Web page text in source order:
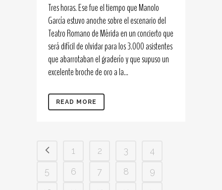
Tres horas. Ese fue el tiempo que Manolo
García estuvo anoche sobre el escenario del
Teatro Romano de Mérida en un concierto que
será difícil de olvidar para los 3.000 asistentes
que abarrotaban el graderío y que supuso un
excelente broche de oro a la...
READ MORE
1 2 3
4
5
6 7 8
9